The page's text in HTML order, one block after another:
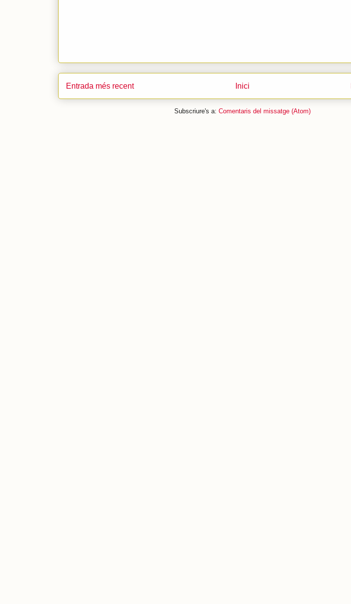
Entrada més recent Inici
Subscriure's a: Comentaris del missatge (Atom)